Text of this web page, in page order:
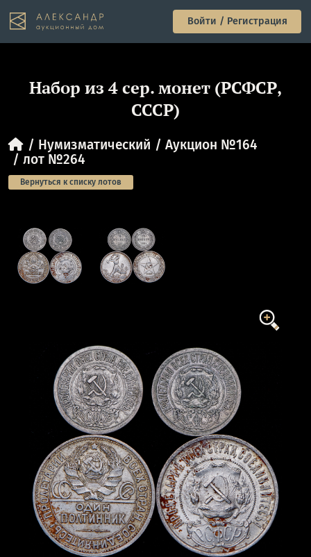
Войти / Регистрация
Набор из 4 сер. монет (РСФСР,
СССР)
Нумизматический
Аукцион №164
лот №264
Вернуться к списку лотов